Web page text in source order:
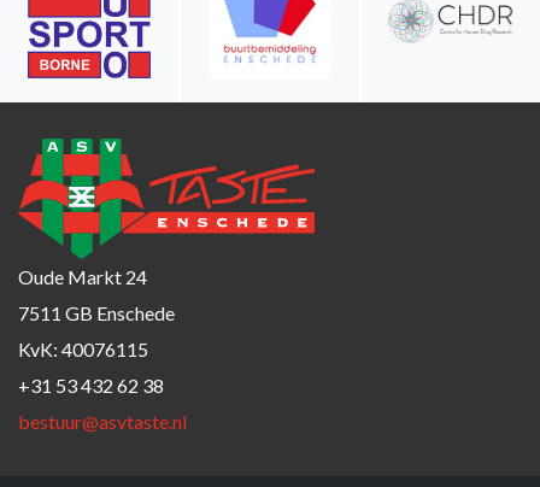
Oude Markt 24
7511 GB Enschede
KvK: 40076115
+31 53 432 62 38
bestuur@asvtaste.nl